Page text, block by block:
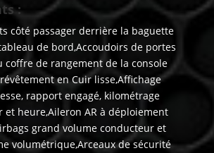
:
côté passager derrière la baguette
de bord,Accoudoirs de portes
coffre de rangement de la console
en Cuir lisse,Affichage
rapport engagé, kilométrage
heure,Aileron AR à déploiement
grand volume conducteur et
volumétrique,Arceaux de sécurité